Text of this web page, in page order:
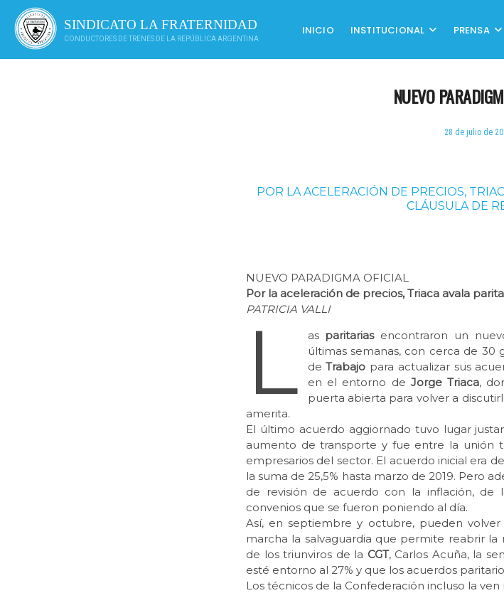
contenido
SINDICATO LA FRATERNIDAD
CONDUCTORES DE TRENES DE LA REPÚBLICA ARGENTINA
INICIO INSTITUCIONAL PRENSA
NUEVO
28 de julio de
POR LA ACELERACIÓN DE PRECIOS,
CLÁUSULA DE
NUEVO PARADIGMA OFICIAL
Por la aceleración de precios, Triaca avala
PATRICIA VALLI
L as paritariasencontraron un
últimas semanas, con cerca de
deTrabajo para actualizar sus
en el entorno de Jorge Triaca,
puerta abierta para volver a
amerita.
El último acuerdo aggiornado tuvo lugar
aumento de transporte y fue entre la unión
empresarios del sector. El acuerdo inicial era
la suma de 25,5% hasta marzo de 2019. Pero
de revisión de acuerdo con la inflación,
convenios que se fueron poniendo al día.
Así, en septiembre y octubre, pueden
marcha la salvaguardia que permite reabrir la
de los triunviros de la CGT, Carlos Acuña, la
esté entorno al 27% y que los acuerdos
Los técnicos de la Confederación incluso la ven